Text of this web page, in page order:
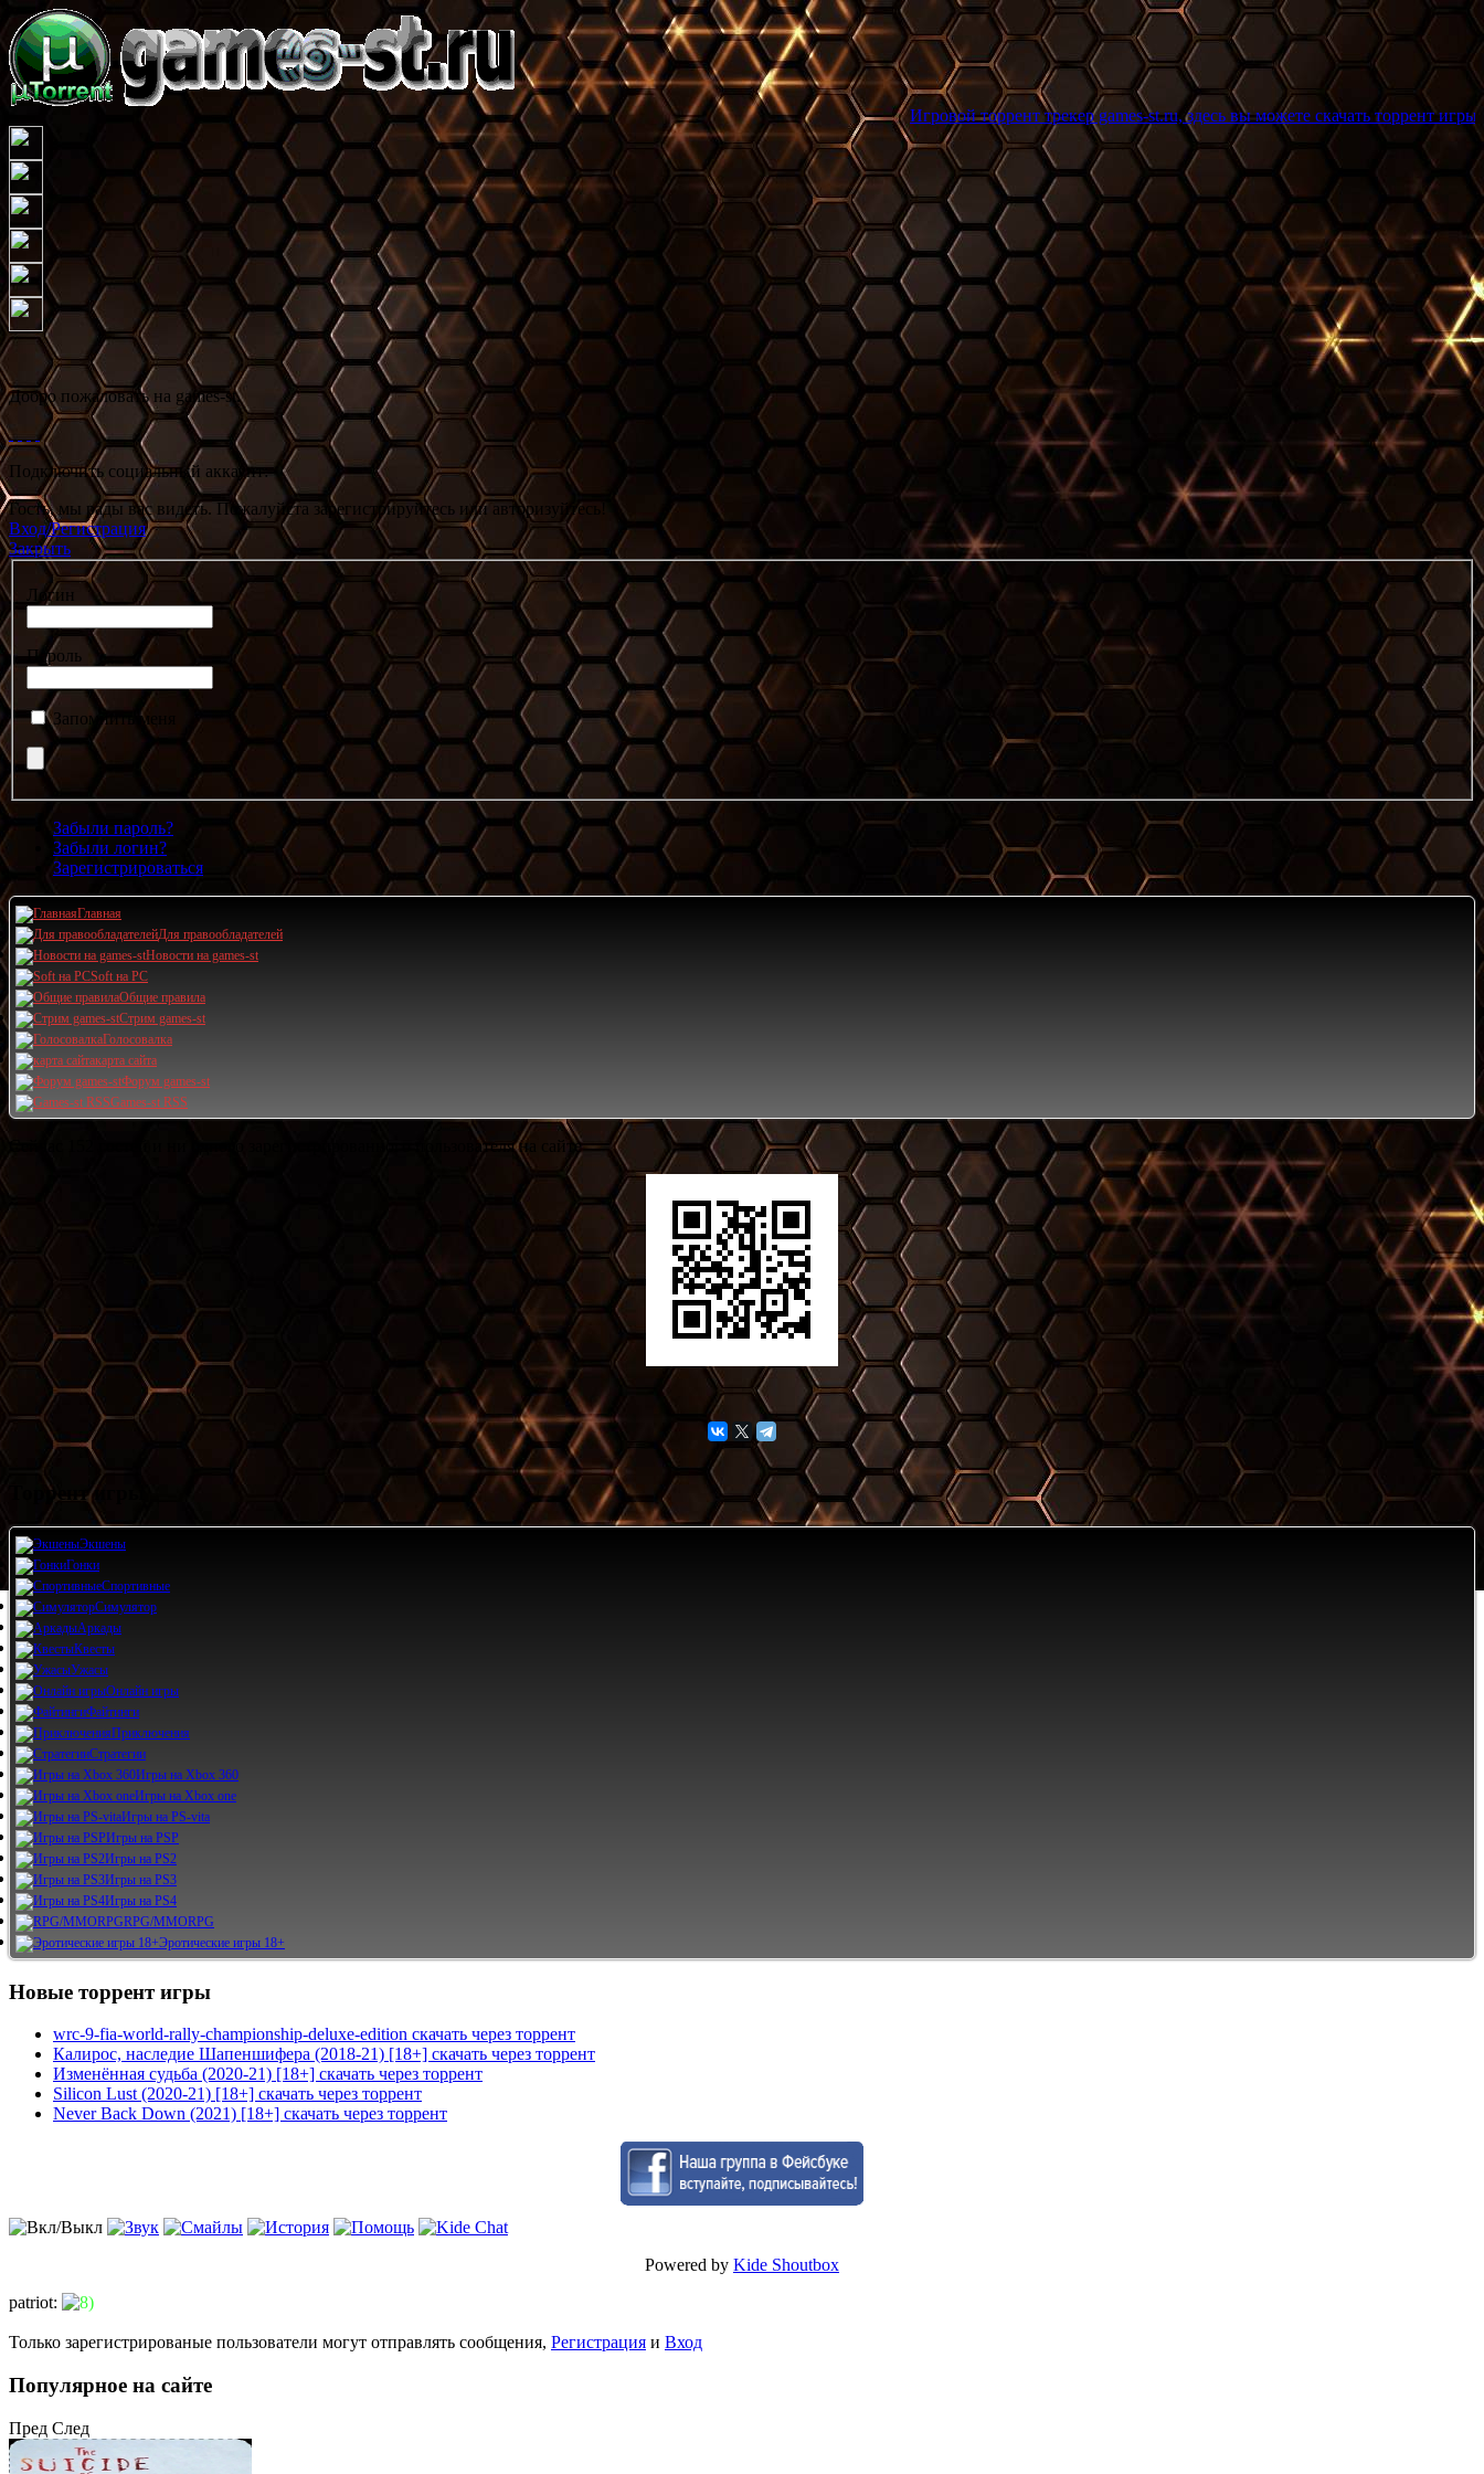
Игровой торрент трекер games-st.ru, здесь вы можете скачать торрент игры бесплатно
Добро пожаловать на games-st.
Подключить социальный аккаунт:
Гость, мы рады вас видеть. Пожалуйста зарегистрируйтесь или авторизуйтесь!
Вход/Регистрация
Закрыть
Логин
Пароль
Запомнить меня
Забыли пароль?
Забыли логин?
Зарегистрироваться
Главная
Для правообладателей
Новости на games-st
Soft на PC
Общие правила
Стрим games-st
Голосовалка
карта сайта
Форум games-st
Games-st RSS
Сейчас 152 гостей и ни одного зарегистрированного пользователя на сайте
Торрент игры
Экшены
Гонки
Спортивные
Симулятор
Аркады
Квесты
Ужасы
Онлайн игры
Файтинги
Приключения
Стратегии
Игры на Xbox 360
Игры на Xbox one
Игры на PS-vita
Игры на PSP
Игры на PS2
Игры на PS3
Игры на PS4
RPG/MMORPG
Эротические игры 18+
Новые торрент игры
wrc-9-fia-world-rally-championship-deluxe-edition скачать через торрент
Калирос, наследие Шапеншифера (2018-21) [18+] скачать через торрент
Изменённая судьба (2020-21) [18+] скачать через торрент
Silicon Lust (2020-21) [18+] скачать через торрент
Never Back Down (2021) [18+] скачать через торрент
Powered by Kide Shoutbox
patriot:
Только зарегистрированые пользователи могут отправлять сообщения, Регистрация и Вход
Популярное на сайте
Пред След